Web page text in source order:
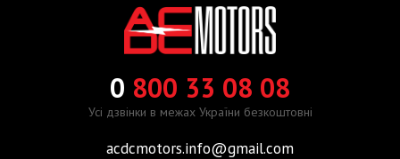
0 800 33 08 08
Усі дзвінки в межах України безкоштовні
acdcmotors.info@gmail.com